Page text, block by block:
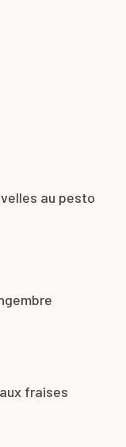
au pesto
fraises